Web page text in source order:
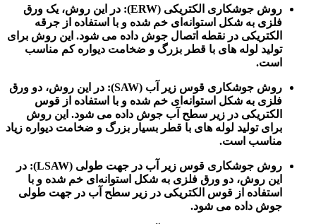
روش جوشکاری الکتریکی (ERW): در این روش، یک ورق
فلزی به شکل استوانه‌ای خم شده و با استفاده از جرقه
الکتریکی در نقطه اتصال جوش داده می شود. این روش برای
تولید لوله‌ های با قطر بزرگ و ضخامت دیواره کم مناسب
است.
روش جوشکاری قوس زیر آب (SAW): در این روش، دو ورق
فلزی به شکل استوانه‌ای خم شده و با استفاده از قوس
الکتریکی در زیر سطح آب جوش داده می شود. این روش
برای تولید لوله‌ های با قطر بسیار بزرگ و ضخامت دیواره زیاد
مناسب است.
روش جوشکاری قوس زیر آب در جهت طولی (LSAW): در
این روش، دو ورق فلزی به شکل استوانه‌ای خم شده و با
استفاده از قوس الکتریکی در زیر سطح آب در جهت طولی
جوش داده می شود.